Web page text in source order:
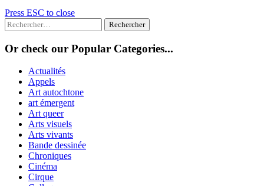
Press ESC to close
Rechercher :
Or check our Popular Categories...
Actualités
Appels
Art autochtone
art émergent
Art queer
Arts visuels
Arts vivants
Bande dessinée
Chroniques
Cinéma
Cirque